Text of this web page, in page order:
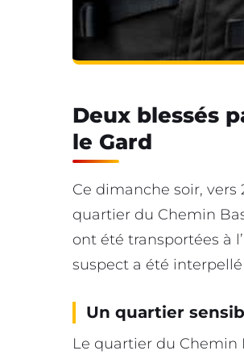
Deux blessés
le Gard
Ce dimanche soir,
quartier du Chemin
ont été transportées à
suspect a été
Un quartier
Le quartier du Chemin